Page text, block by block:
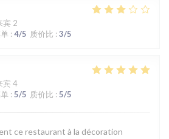
宾 2
: 4/5 质价比 : 3/5
宾 4
: 5/5 质价比 : 5/5
ce restaurant à la décoration